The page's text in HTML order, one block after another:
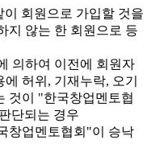
회원으로 가입할 것을
지 않는 한 회원으로 등
의하여 이전에 회원자
허위, 기재누락, 오기
것이 "한국창업멘토협
단되는 경우
창업멘토협회"이 승낙